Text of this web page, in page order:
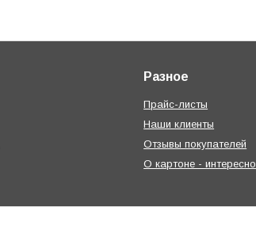
Разное
Прайс-листы
Наши клиенты
Отзывы покупателей
О картоне - интересно